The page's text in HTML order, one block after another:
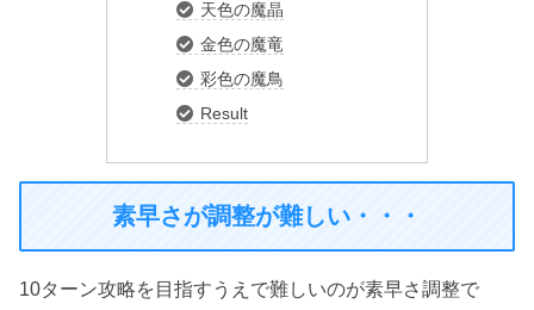
天色の魔晶
金色の魔竜
彩色の魔鳥
Result
素早さが調整が難しい・・・
10ターン攻略を目指すうえで難しいのが素早さ調整で